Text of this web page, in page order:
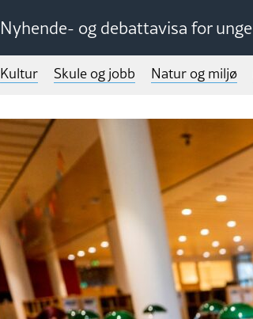
Nyhende- og debattavisa for unge
Kultur Skule og jobb Natur og miljø